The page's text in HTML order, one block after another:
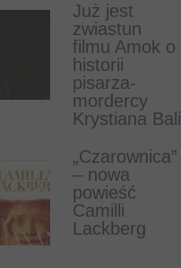
Już jest
zwiastun
filmu Amok o
historii
pisarza-
mordercy
Krystiana Bali
„Czarownica”
– nowa
powieść
Camilli
Lackberg
Nominacje do
Nagrody
Wielkiego
Kalibru 2016
Gerritsen w
Polsce!